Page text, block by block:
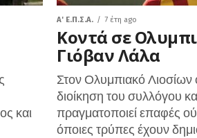
και
A' Ε.Π.Σ.Α. 7 έτη ago
Κοντά σε
Γιόβαν Λάλα
Στον Ολυμπιακό Λιοσίων
διοίκηση του συλλόγου
πραγματοποιεί επαφές
όποιες τρύπες έχουν